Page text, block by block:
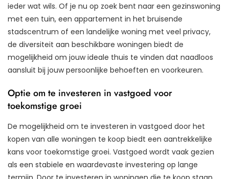
ieder wat wils. Of je nu op zoek bent naar een gezinswoning
met een tuin, een appartement in het bruisende
stadscentrum of een landelijke woning met veel privacy,
de diversiteit aan beschikbare woningen biedt de
mogelijkheid om jouw ideale thuis te vinden dat naadloos
aansluit bij jouw persoonlijke behoeften en voorkeuren.
Optie om te investeren in vastgoed voor
toekomstige groei
De mogelijkheid om te investeren in vastgoed door het
kopen van alle woningen te koop biedt een aantrekkelijke
kans voor toekomstige groei. Vastgoed wordt vaak gezien
als een stabiele en waardevaste investering op lange